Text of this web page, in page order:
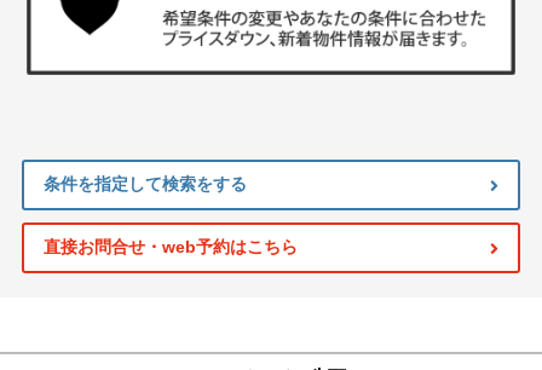
条件を指定して検索をする
直接お問合せ・web予約はこちら